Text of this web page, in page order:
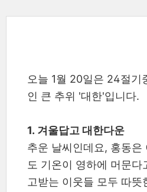
오늘 1월 20일은 24절기
인 큰 추위 '대한'입니다.
1. 겨울답고 대한다운
추운 날씨인데요, 홍동은
도 기온이 영하에 머문다
고받는 이웃들 모두 따뜻